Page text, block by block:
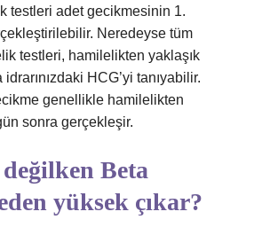
testleri adet gecikmesinin 1.
Neredeyse tüm
testleri, hamilelikten yaklaşık
HCG’yi tanıyabilir.
genellikle hamilelikten
sonra gerçekleşir.
Beta
yüksek çıkar?